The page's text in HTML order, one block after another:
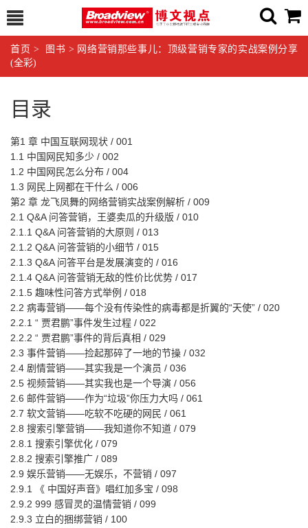
首页 > 图书 > 网络营销那些事儿：顶级营销专家的实战案例分享
(全彩)
目录
第1 章 中国互联网现状 / 001
1.1 中国网民知多少 / 002
1.2 中国网民怎么分布 / 004
1.3 网民上网都在干什么 / 006
第2 章 龙飞凤舞的网络营销实战案例解析 / 009
2.1 Q&A 问答营销，王婆卖瓜的升级版 / 010
2.1.1 Q&A 问答营销的大原则 / 013
2.1.2 Q&A 问答营销的小细节 / 015
2.1.3 Q&A 问答平台是发展演变的 / 016
2.1.4 Q&A 问答营销无敌的性价比优势 / 017
2.1.5 趣味性问答方式举例 / 018
2.2 病毒营销——每个没有传染性的病毒都是折翼的“天使” / 020
2.2.1 “ 贾君鹏”事件发生过程 / 022
2.2.2 “ 贾君鹏”事件的背后真相 / 029
2.3 事件营销——捡起那碎了一地的节操 / 032
2.4 剧情营销——其实我是一个演员 / 036
2.5 视频营销——其实我也是一个导演 / 056
2.6 邮件营销——作为“垃圾”你压力大吗 / 061
2.7 软文营销——吃软不吃硬的网民 / 061
2.8 搜索引擎营销——我知道你不知道 / 079
2.8.1 搜索引擎优化 / 079
2.8.2 搜索引擎推广 / 089
2.9 娱乐营销——无娱乐，不营销 / 097
2.9.1 《 中国好声音》唱红加多宝 / 098
2.9.2 999 感冒灵的温情营销 / 099
2.9.3 立白的捆绑营销 / 100